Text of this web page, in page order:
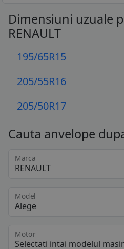
Dimensiuni uzuale
RENAULT
195/65R15
205/55R16
205/50R17
Cauta anvelope
Marca
Model
Motor